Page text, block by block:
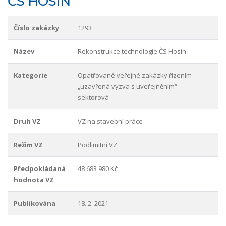
Číslo zakázky 1293
Název Rekonstrukce technologie ČS Hosín
Kategorie
Opatřované veřejné zakázky řízením
„uzavřená výzva s uveřejněním“ -
sektorová
Druh VZ VZ na stavební práce
Režim VZ Podlimitní VZ
Předpokládaná
hodnota VZ
48 683 980 Kč
Publikována 18. 2. 2021